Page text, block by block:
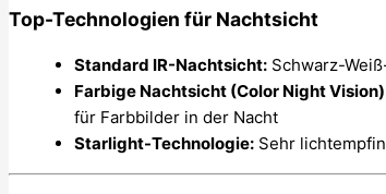
Top-Technologien für Nachtsicht
Standard IR-Nachtsicht: Schwarz-
Farbige Nachtsicht (Color Night
für Farbbilder in der Nacht
Starlight-Technologie: Sehr